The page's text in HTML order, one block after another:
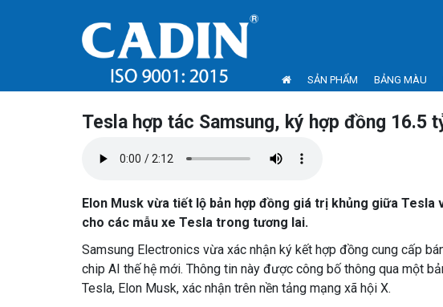
SẢN PHẨM BẢNG MÀU
Tesla hợp tác Samsung, ký hợp đồng 16.5
Elon Musk vừa tiết lộ bản hợp đồng giá trị khủng giữa Tesla
cho các mẫu xe Tesla trong tương lai.
Samsung Electronics vừa xác nhận ký kết hợp đồng cung cấp
chip AI thế hệ mới. Thông tin này được công bố thông qua một
Tesla, Elon Musk, xác nhận trên nền tảng mạng xã hội X.